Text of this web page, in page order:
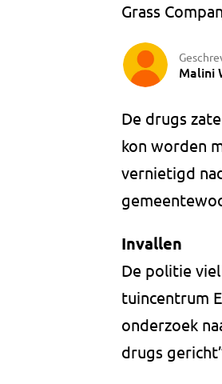
Grass
Malini
De drugs
kon worden
vernietigd
Invallen
De politie
tuincentrum
onderzoek
drugs